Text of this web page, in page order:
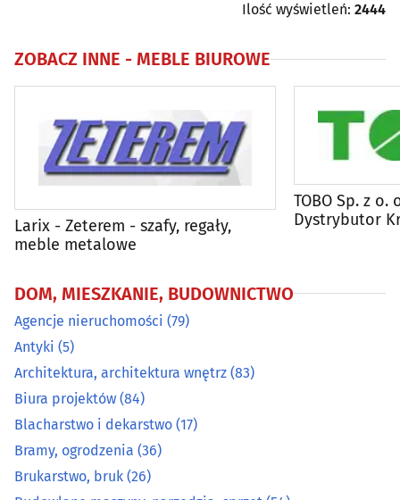
Budowlane maszyny, narzędzia, sprzęt
Budowlane materiały(101)
Budowlane przedsiębiorstwa(118)
Chemia budowlana(29)
Chłodnictwo
Ciepłownictwo(17)
Dachy - materiały i pokrycia dachowe
Developerzy (53)
Ilość wyświetleń: 2444
ZOBACZ INNE - MEBLE BIUROWE
Larix - Zeterem - szafy, regały,
meble metalowe
TOBO Sp. z
Dystrybutor
DOM, MIESZKANIE, BUDOWNICTWO
Agencje nieruchomości (79)
Antyki (5)
Architektura, architektura wnętrz (83)
Biura projektów (84)
Blacharstwo i dekarstwo (17)
Bramy, ogrodzenia (36)
Brukarstwo, bruk (26)